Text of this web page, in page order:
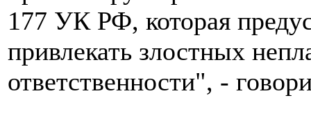
177 УК РФ, которая
привлекать злостных
ответственности", -